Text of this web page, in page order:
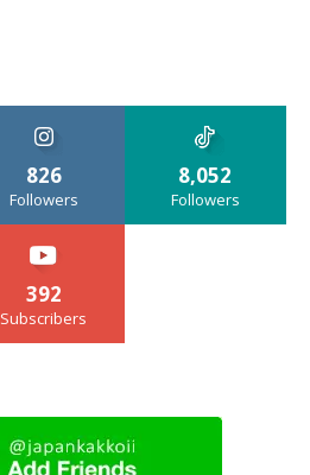
826
Followers
8,052
Followers
392
Subscribers